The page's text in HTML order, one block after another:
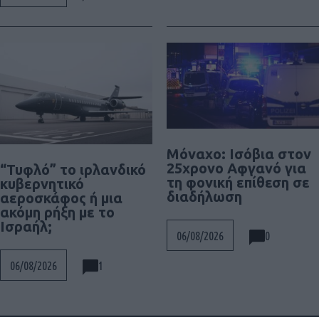
“Τυφλό” το ιρλανδικό
κυβερνητικό
αεροσκάφος ή μια
ακόμη ρήξη με το
Ισραήλ;
06/08/2026 1
Μόναχο: Ισόβια στον
25χρονο Αφγανό για
τη φονική επίθεση σε
διαδήλωση
06/08/2026 0